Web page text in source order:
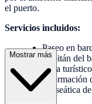
el puerto.
Servicios incluidos:
Paseo en
Capitán del
Guía turístico
Información
hanseática
Mostrar más